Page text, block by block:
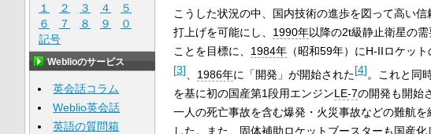
こうした状況の中、国内技術の進歩を図って高い
打上げを可能にし、 1990年以降の2t級静止衛星の
ことを目標に、 1984年（昭和59年）にH-IIロケッ
[3]、 1986年に「開発」が開始された[4]。これと同
を基に初の国産第1段用エンジンLE-7の開発も開始
一人の死亡事故を含む爆発・火災事故などの難航を
した。また、固体補助ロケットブースターも国産
１ ２ ３ ４
５
６
７ ８ ９
０
記号
Weblioのサービス
英会話コラム
Weblio英会話
英語の質問箱